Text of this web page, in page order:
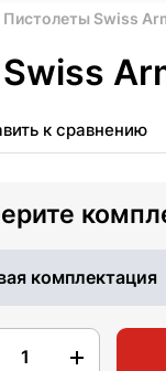
Пистолеты Swiss
к сравнению
комплектация
1